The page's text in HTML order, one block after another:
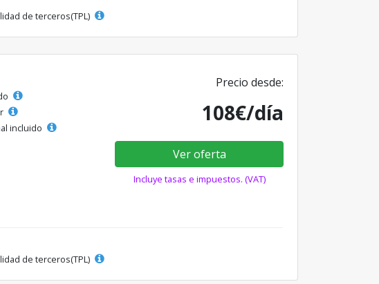
de terceros(TPL)
incluido
Precio desde:
108€/día
Ver oferta
Incluye tasas e impuestos. (VAT)
de terceros(TPL)